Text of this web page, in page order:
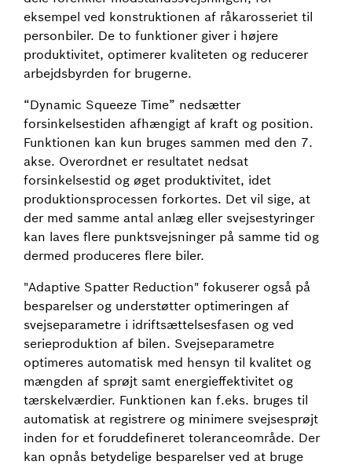
eksempel ved konstruktionen af råkarosseriet til
personbiler. De to funktioner giver i højere
produktivitet, optimerer kvaliteten og reducerer
arbejdsbyrden for brugerne.
“Dynamic Squeeze Time” nedsætter
forsinkelsestiden afhængigt af kraft og position.
Funktionen kan kun bruges sammen med den 7.
akse. Overordnet er resultatet nedsat
forsinkelsestid og øget produktivitet, idet
produktionsprocessen forkortes. Det vil sige, at
der med samme antal anlæg eller svejsestyringer
kan laves flere punktsvejsninger på samme tid og
dermed produceres flere biler.
"Adaptive Spatter Reduction" fokuserer også på
besparelser og understøtter optimeringen af
svejseparametre i idriftsættelsesfasen og ved
serieproduktion af bilen. Svejseparametre
optimeres automatisk med hensyn til kvalitet og
mængden af sprøjt samt energieffektivitet og
tærskelværdier. Funktionen kan f.eks. bruges til
automatisk at registrere og minimere svejsesprøjt
inden for et foruddefineret toleranceområde. Der
kan opnås betydelige besparelser ved at bruge